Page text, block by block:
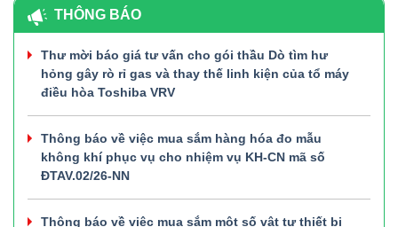
THÔNG BÁO
Thư mời báo giá tư vấn cho gói thầu Dò tìm hư
hỏng gây rò rỉ gas và thay thế linh kiện của tổ máy
điều hòa Toshiba VRV
Thông báo về việc mua sắm hàng hóa đo mẫu
không khí phục vụ cho nhiệm vụ KH-CN mã số
ĐTAV.02/26-NN
Thông báo về việc mua sắm một số vật tư thiết bị